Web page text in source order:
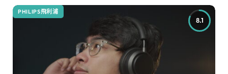
8.1
PHILIPS飛利浦